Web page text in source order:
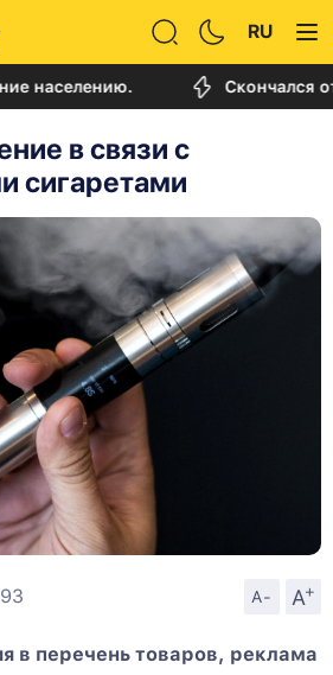
RU
Скончался отец
в связи с
сигаретами
A- A
+
в перечень товаров, реклама